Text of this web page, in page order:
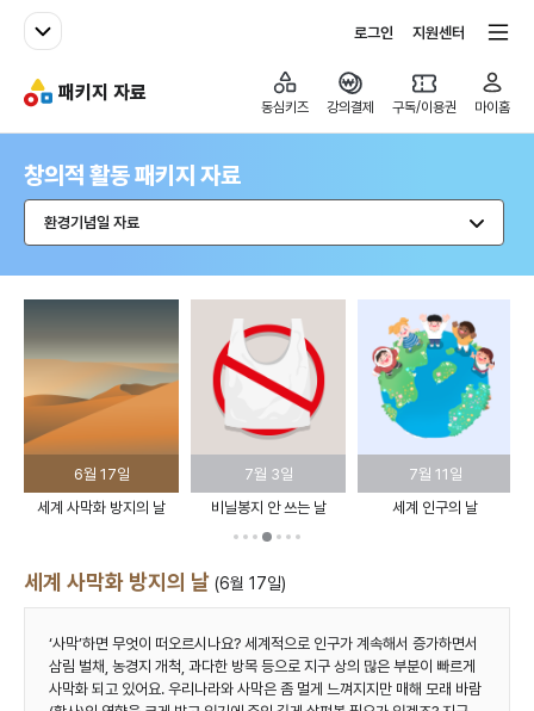
패밀리사이트
로그인 지원센터
동심키즈 패키지 자료
동심키즈 강의결제 구독/이용권 마이홈
창의적 활동 패키지 자료
환경기념일 자료
6월 17일
세계 사막화 방지의 날
7월 3일
비닐봉지 안 쓰는 날
7월 11일
세계 인구의 날
세계 사막화 방지의 날 (6월 17일)
‘사막’하면 무엇이 떠오르시나요? 세계적으로 인구가 계속해서 증가하면서
삼림 벌채, 농경지 개척, 과다한 방목 등으로 지구 상의 많은 부분이 빠르게
사막화 되고 있어요. 우리나라와 사막은 좀 멀게 느껴지지만 매해 모래 바람